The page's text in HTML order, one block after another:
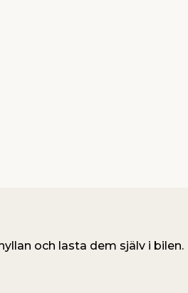
och lasta dem själv i bilen.